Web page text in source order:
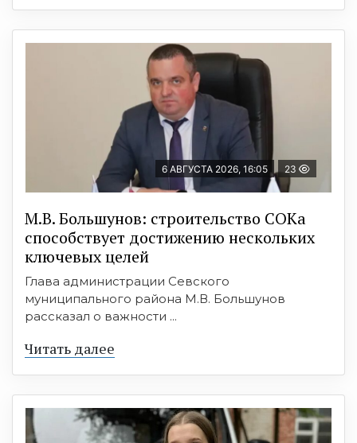
6 АВГУСТА 2026, 16:05 23
М.В. Большунов: строительство СОКа
способствует достижению нескольких
ключевых целей
Глава администрации Севского
муниципального района М.В. Большунов
рассказал о важности ...
Читать далее